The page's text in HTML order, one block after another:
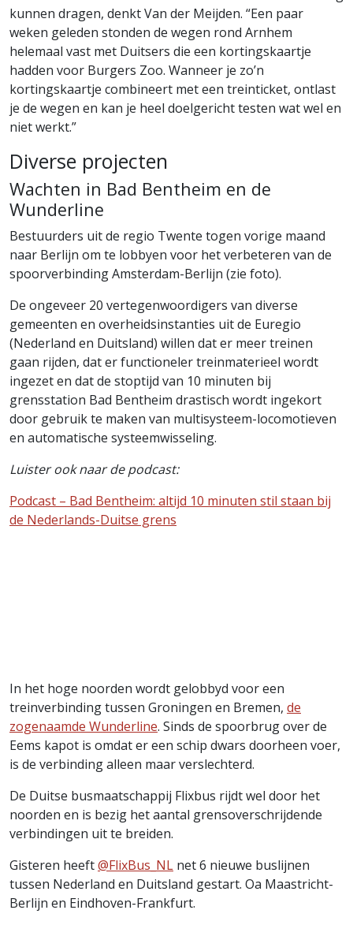
kunnen dragen, denkt Van der Meijden. “Een paar
weken geleden stonden de wegen rond Arnhem
helemaal vast met Duitsers die een kortingskaartje
hadden voor Burgers Zoo. Wanneer je zo’n
kortingskaartje combineert met een treinticket, ontlast
je de wegen en kan je heel doelgericht testen wat wel en
niet werkt.”
Diverse projecten
Wachten in Bad Bentheim en de
Wunderline
Bestuurders uit de regio Twente togen vorige maand
naar Berlijn om te lobbyen voor het verbeteren van de
spoorverbinding Amsterdam-Berlijn (zie foto).
De ongeveer 20 vertegenwoordigers van diverse
gemeenten en overheidsinstanties uit de Euregio
(Nederland en Duitsland) willen dat er meer treinen
gaan rijden, dat er functioneler treinmaterieel wordt
ingezet en dat de stoptijd van 10 minuten bij
grensstation Bad Bentheim drastisch wordt ingekort
door gebruik te maken van multisysteem-locomotieven
en automatische systeemwisseling.
Luister ook naar de podcast:
Podcast – Bad Bentheim: altijd 10 minuten stil staan bij
de Nederlands-Duitse grens
In het hoge noorden wordt gelobbyd voor een
treinverbinding tussen Groningen en Bremen, de
zogenaamde Wunderline. Sinds de spoorbrug over de
Eems kapot is omdat er een schip dwars doorheen voer,
is de verbinding alleen maar verslechterd.
De Duitse busmaatschappij Flixbus rijdt wel door het
noorden en is bezig het aantal grensoverschrijdende
verbindingen uit te breiden.
Gisteren heeft@FlixBus_NL net 6 nieuwe buslijnen
tussen Nederland en Duitsland gestart. Oa Maastricht-
Berlijn en Eindhoven-Frankfurt.